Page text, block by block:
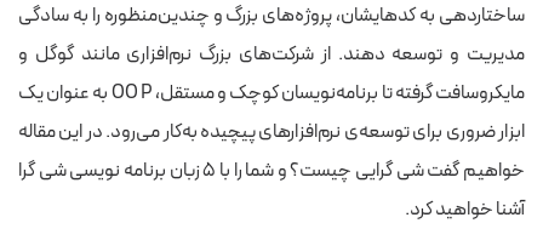
ساختاردهی به کدهایشان، پروژه‌های بزرگ و چندین‌منظوره را به سادگی
مدیریت و توسعه دهند.از شرکت‌های بزرگ نرم‌افزاری مانند گوگل و
مایکروسافت گرفته تا برنامه‌نویسان کوچک و مستقل، OO P به عنوان یک
ابزار ضروری برای توسعه‌ی نرم‌افزارهای پیچیده به‌کار می‌رود. در این مقاله
خواهیم گفت شی گرایی چیست؟ و شما را با ۵ زبان برنامه نویسی شی گرا
آشنا خواهید کرد.